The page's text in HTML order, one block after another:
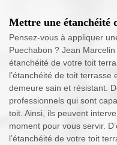
Mettre une étanchéité
Pensez-vous à appliquer
Puechabon ? Jean
étanchéité de votre toit
l’étanchéité de toit
demeure sain et résistant.
professionnels qui sont
toit. Ainsi, ils peuvent
moment pour vous servir.
l’étanchéité de votre toit